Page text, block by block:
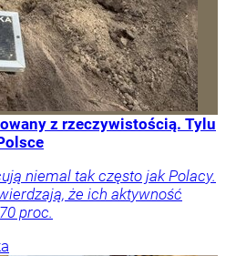
z rzeczywistością. Tylu
niemal tak często jak Polacy.
że ich aktywność
proc.